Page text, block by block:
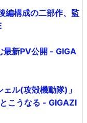
編構成の二部作、監
最新PV公開 - GIGA
ル(攻殻機動隊)」
こうなる - GIGAZI